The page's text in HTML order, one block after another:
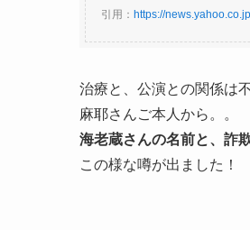
引用： https://
治療と、公演との関係は
麻耶さんご本人から。。
海老蔵さんの名前と、詐
この様な噂が出ました！